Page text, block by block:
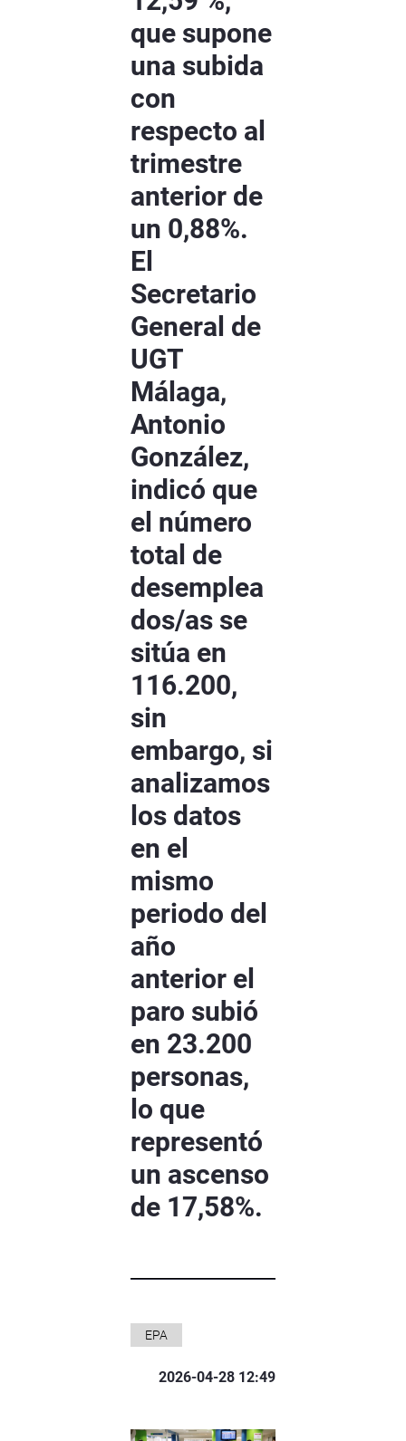
que supone
una subida
con
respecto al
trimestre
anterior de
un 0,88%.
El
Secretario
General de
UGT
Málaga,
Antonio
González,
indicó que
el número
total de
desemplea
dos/as se
sitúa en
116.200,
sin
embargo, si
analizamos
los datos
en el
mismo
periodo del
año
anterior el
paro subió
en 23.200
personas,
lo que
representó
un ascenso
de 17,58%.
EPA
2026-04-28 12:49